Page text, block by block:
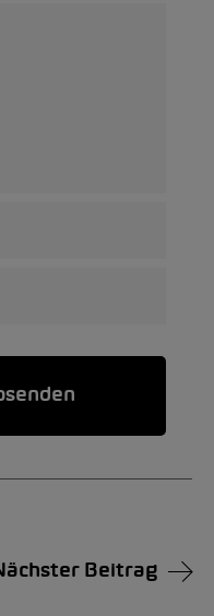
Beitrag